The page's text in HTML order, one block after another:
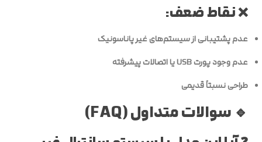
❌ نقاط ضعف:
عدم پشتیبانی از سیستم‌های غیر پاناسونیک
عدم وجود پورت USB یا اتصالات پیشرفته
طراحی نسبتاً قدیمی
🔹 سوالات متداول (FAQ)